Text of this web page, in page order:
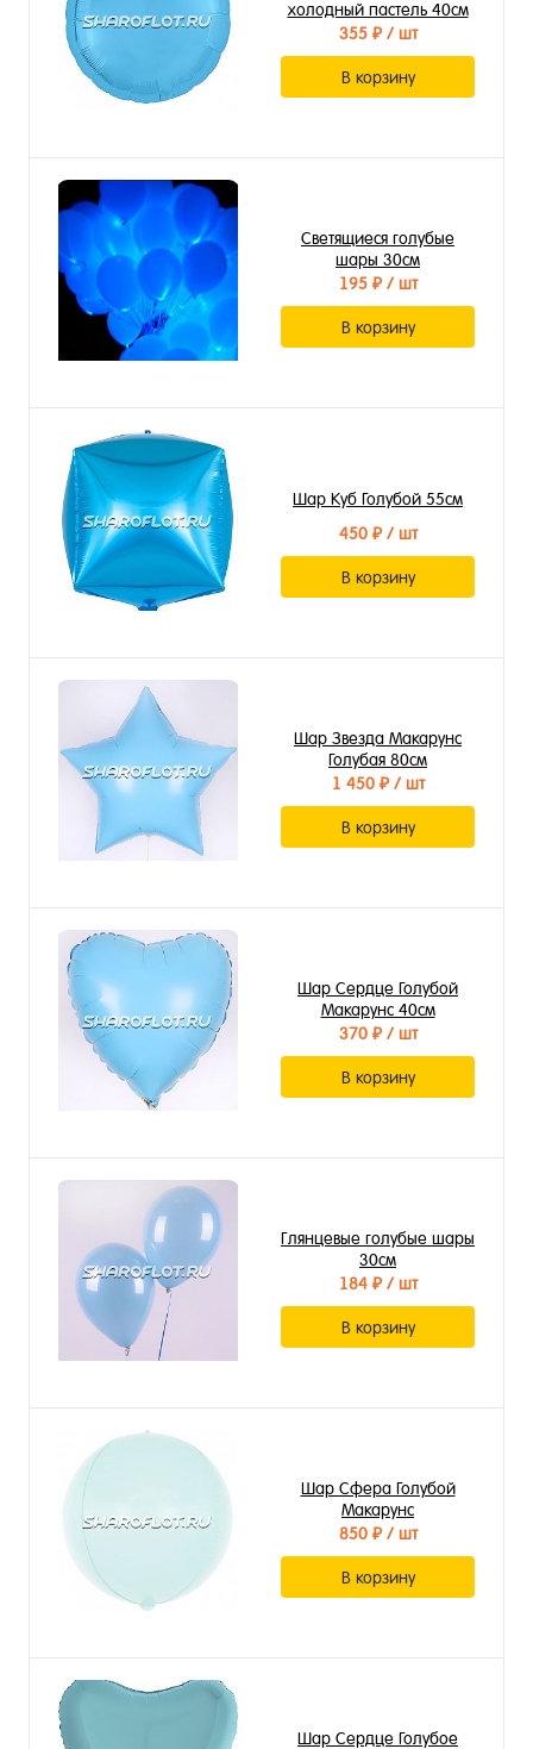
холодный пастель 40см
355 ₽/ шт
В корзину
Светящиеся голубые
шары 30см
195 ₽/ шт
В корзину
Шар Куб Голубой 55см
450 ₽/ шт
В корзину
Шар Звезда Макарунс
Голубая 80см
1 450 ₽/ шт
В корзину
Шар Сердце Голубой
Макарунс 40см
370 ₽/ шт
В корзину
Глянцевые голубые шары
30см
184 ₽/ шт
В корзину
Шар Сфера Голубой
Макарунс
850 ₽/ шт
В корзину
Шар Сердце Голубое